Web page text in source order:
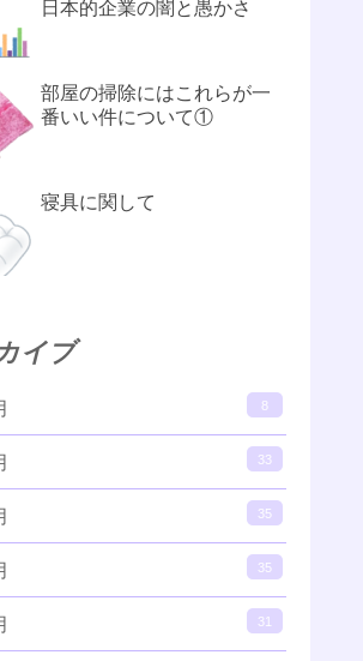
日本的企業の闇と愚かさ
部屋の掃除にはこれらが一
番いい件について①
寝具に関して
イブ
8
33
35
35
31